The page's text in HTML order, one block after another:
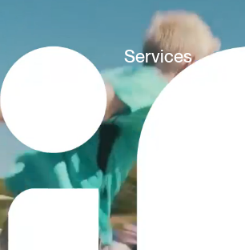
Services